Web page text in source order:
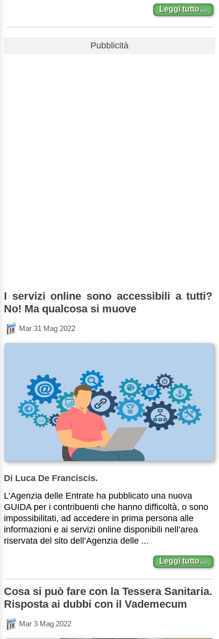
Leggi tutto…
Pubblicità
I servizi online sono accessibili a tutti?
No! Ma qualcosa si muove
Mar 31 Mag 2022
Di Luca De Franciscis.
L’Agenzia delle Entrate ha pubblicato una nuova
GUIDA per i contribuenti che hanno difficoltà, o sono
impossibilitati, ad accedere in prima persona alle
informazioni e ai servizi online disponibili nell’area
riservata del sito dell’Agenzia delle ...
Leggi tutto…
Cosa si può fare con la Tessera Sanitaria.
Risposta ai dubbi con il Vademecum
Mar 3 Mag 2022